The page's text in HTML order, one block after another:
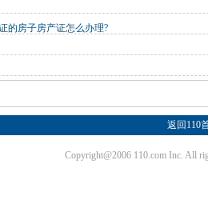
的房子房产证怎么办理?
返回110
Copyright@2006 110.com Inc. All